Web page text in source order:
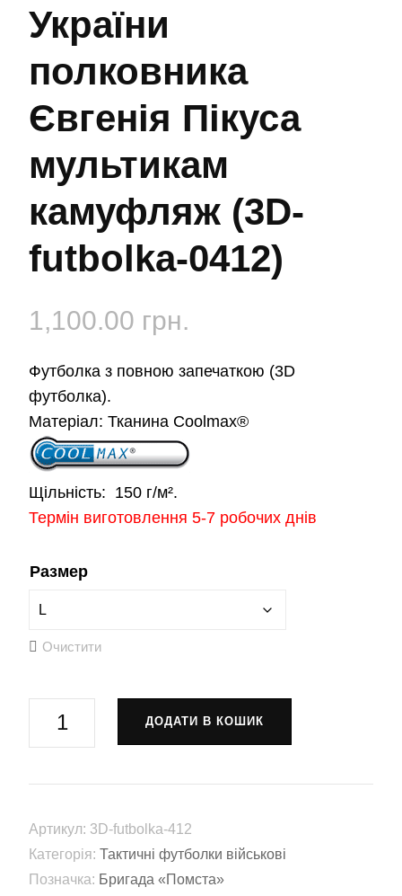
України
полковника
Євгенія Пікуса
мультикам
камуфляж (3D-
futbolka-0412)
1,100.00 грн.
Футболка з повною запечаткою (3D
футболка).
Матеріал: Тканина Coolmax®
Щільність: 150 г/м².
Термін виготовлення 5-7 робочих днів
Размер
Очистити
футболка
«Помста»
прикордонний
загін
ім.
ДОДАТИ В КОШИК
Артикул: 3D-futbolka-412
Категорія: Тактичні футболки військові
Позначка: Бригада «Помста»